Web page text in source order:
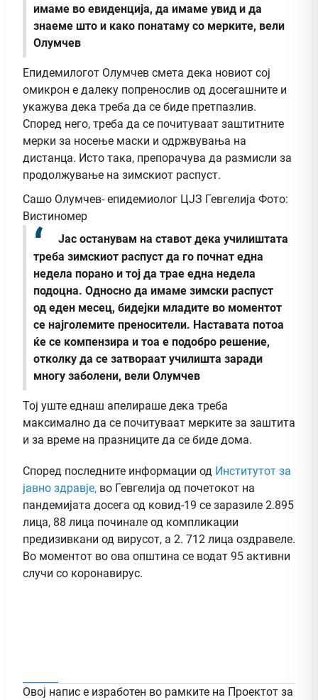
имаме во евиденција, да имаме увид и да
знаеме што и како понатаму со мерките, вели
Олумчев
Епидемилогот Олумчев смета дека новиот сој
омикрон е далеку попренослив од досегашните и
укажува дека треба да се биде претпазлив.
Според него, треба да се почитуваат заштитните
мерки за носење маски и одржвувања на
дистанца. Исто така, препорачува да размисли за
продолжување на зимскиот распуст.
Сашо Олумчев- епидемиолог ЦЈЗ Гевгелија Фото:
Вистиномер
Јас останувам на ставот дека училиштата
треба зимскиот распуст да го почнат една
недела порано и тој да трае една недела
подоцна. Односно да имаме зимски распуст
од еден месец, бидејки младите во моментот
се најголемите преносители. Наставата потоа
ќе се компензира и тоа е подобро решение,
отколку да се затвораат училишта заради
многу заболени, вели Олумчев
Тој уште еднаш апелираше дека треба
максимално да се почитуваат мерките за заштита
и за време на празниците да се биде дома.
Според последните информации од Институтот за
јавно здравје, во Гевгелија од почетокот на
пандемијата досега од ковид-19 се заразиле 2.895
лица, 88 лица починале од компликации
предизивкани од вирусот, а 2. 712 лица оздравеле.
Во моментот во ова општина се водат 95 активни
случи со коронавирус.
Овој напис е изработен во рамките на Проектот за